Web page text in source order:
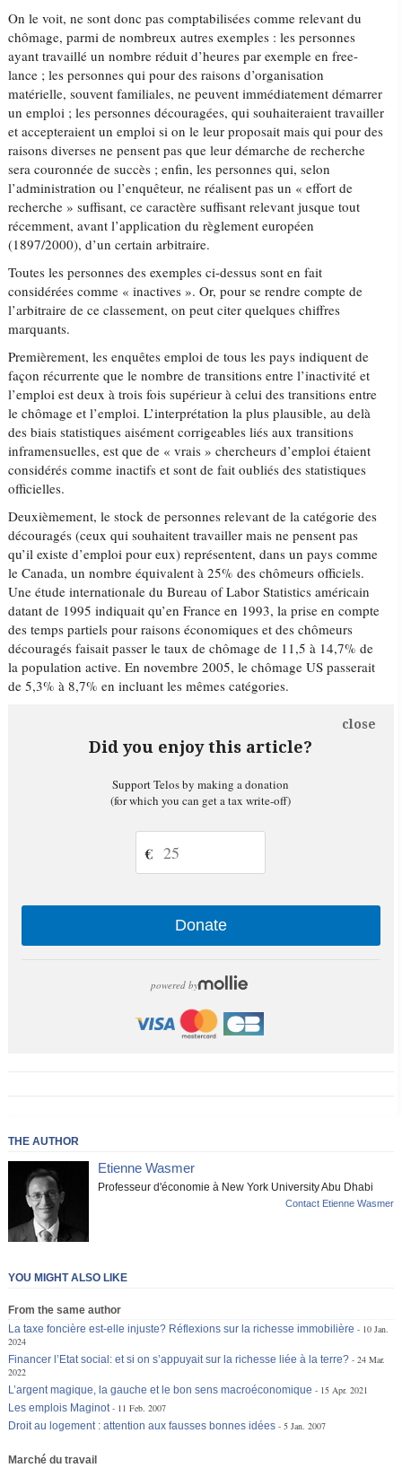
On le voit, ne sont donc pas comptabilisées comme relevant du
chômage, parmi de nombreux autres exemples : les personnes
ayant travaillé un nombre réduit d’heures par exemple en free-
lance ; les personnes qui pour des raisons d’organisation
matérielle, souvent familiales, ne peuvent immédiatement démarrer
un emploi ; les personnes découragées, qui souhaiteraient travailler
et accepteraient un emploi si on le leur proposait mais qui pour des
raisons diverses ne pensent pas que leur démarche de recherche
sera couronnée de succès ; enfin, les personnes qui, selon
l’administration ou l’enquêteur, ne réalisent pas un « effort de
recherche » suffisant, ce caractère suffisant relevant jusque tout
récemment, avant l’application du règlement européen
(1897/2000), d’un certain arbitraire.
Toutes les personnes des exemples ci-dessus sont en fait
considérées comme « inactives ». Or, pour se rendre compte de
l’arbitraire de ce classement, on peut citer quelques chiffres
marquants.
Premièrement, les enquêtes emploi de tous les pays indiquent de
façon récurrente que le nombre de transitions entre l’inactivité et
l’emploi est deux à trois fois supérieur à celui des transitions entre
le chômage et l’emploi. L’interprétation la plus plausible, au delà
des biais statistiques aisément corrigeables liés aux transitions
inframensuelles, est que de « vrais » chercheurs d’emploi étaient
considérés comme inactifs et sont de fait oubliés des statistiques
officielles.
Deuxièmement, le stock de personnes relevant de la catégorie des
découragés (ceux qui souhaitent travailler mais ne pensent pas
qu’il existe d’emploi pour eux) représentent, dans un pays comme
le Canada, un nombre équivalent à 25% des chômeurs officiels.
Une étude internationale du Bureau of Labor Statistics américain
datant de 1995 indiquait qu’en France en 1993, la prise en compte
des temps partiels pour raisons économiques et des chômeurs
découragés faisait passer le taux de chômage de 11,5 à 14,7% de
la population active. En novembre 2005, le chômage US passerait
de 5,3% à 8,7% en incluant les mêmes catégories.
Did you enjoy this article?
close
Support Telos by making a donation
(for which you can get a tax write-off)
€
Donate
powered by
THE AUTHOR
Etienne Wasmer
Professeur d'économie à New York University Abu Dhabi
Contact Etienne Wasmer
YOU MIGHT ALSO LIKE
From the same author
La taxe foncière est-elle injuste? Réflexions sur la richesse immobilière
10 Jan.
2024
Financer l’Etat social: et si on s’appuyait sur la richesse liée à la terre?
24 Mar.
2022
L’argent magique, la gauche et le bon sens macroéconomique
15 Apr. 2021
Les emplois Maginot
11 Feb. 2007
Droit au logement : attention aux fausses bonnes idées
5 Jan. 2007
Marché du travail